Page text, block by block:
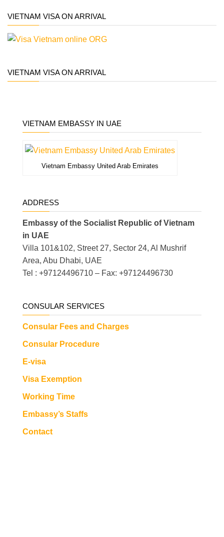
VIETNAM VISA ON ARRIVAL
VIETNAM VISA ON ARRIVAL
VIETNAM EMBASSY IN UAE
Vietnam Embassy United Arab Emirates
ADDRESS
Embassy of the Socialist Republic of Vietnam
in UAE
Villa 101&102, Street 27, Sector 24, Al Mushrif
Area, Abu Dhabi, UAE
Tel : +97124496710 – Fax: +97124496730
CONSULAR SERVICES
Consular Fees and Charges
Consular Procedure
E-visa
Visa Exemption
Working Time
Embassy’s Staffs
Contact